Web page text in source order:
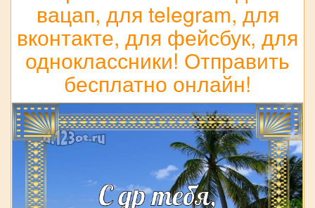
вацап, для telegram, для
вконтакте, для фейсбук, для
одноклассники! Отправить
бесплатно онлайн!